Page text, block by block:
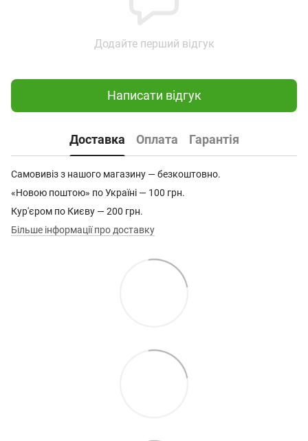
Додайте перший відгук
Написати відгук
Доставка Оплата Гарантія
Самовивіз з нашого магазину — безкоштовно.
«Новою поштою» по Україні — 100 грн.
Кур'єром по Києву — 200 грн.
Більше інформації про доставку